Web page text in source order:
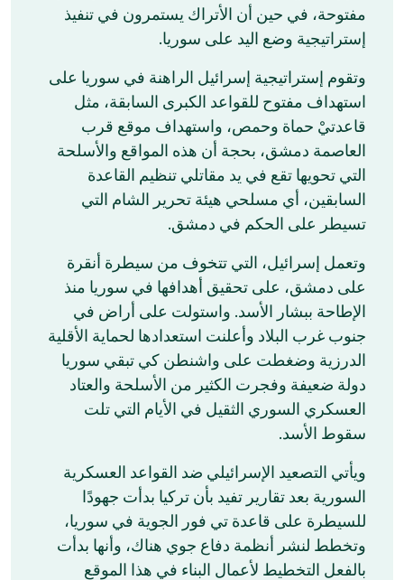
مفتوحة، في حين أن الأتراك يستمرون في تنفيذ
إستراتيجية وضع اليد على سوريا.
وتقوم إستراتيجية إسرائيل الراهنة في سوريا على
استهداف مفتوح للقواعد الكبرى السابقة، مثل
قاعدتيْ حماة وحمص، واستهداف موقع قرب
العاصمة دمشق، بحجة أن هذه المواقع والأسلحة
التي تحويها تقع في يد مقاتلي تنظيم القاعدة
السابقين، أي مسلحي هيئة تحرير الشام التي
تسيطر على الحكم في دمشق.
وتعمل إسرائيل، التي تتخوف من سيطرة أنقرة
على دمشق، على تحقيق أهدافها في سوريا منذ
الإطاحة ببشار الأسد. واستولت على أراض في
جنوب غرب البلاد وأعلنت استعدادها لحماية الأقلية
الدرزية وضغطت على واشنطن كي تبقي سوريا
دولة ضعيفة وفجرت الكثير من الأسلحة والعتاد
العسكري السوري الثقيل في الأيام التي تلت
سقوط الأسد.
ويأتي التصعيد الإسرائيلي ضد القواعد العسكرية
السورية بعد تقارير تفيد بأن تركيا بدأت جهودًا
للسيطرة على قاعدة تي فور الجوية في سوريا،
وتخطط لنشر أنظمة دفاع جوي هناك، وأنها بدأت
بالفعل التخطيط لأعمال البناء في هذا الموقع